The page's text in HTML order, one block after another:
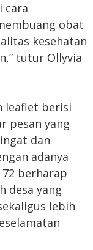
cara
obat
kesehatan
tutur Ollyvia
leaflet berisi
pesan yang
dan
adanya
berharap
desa yang
lebih